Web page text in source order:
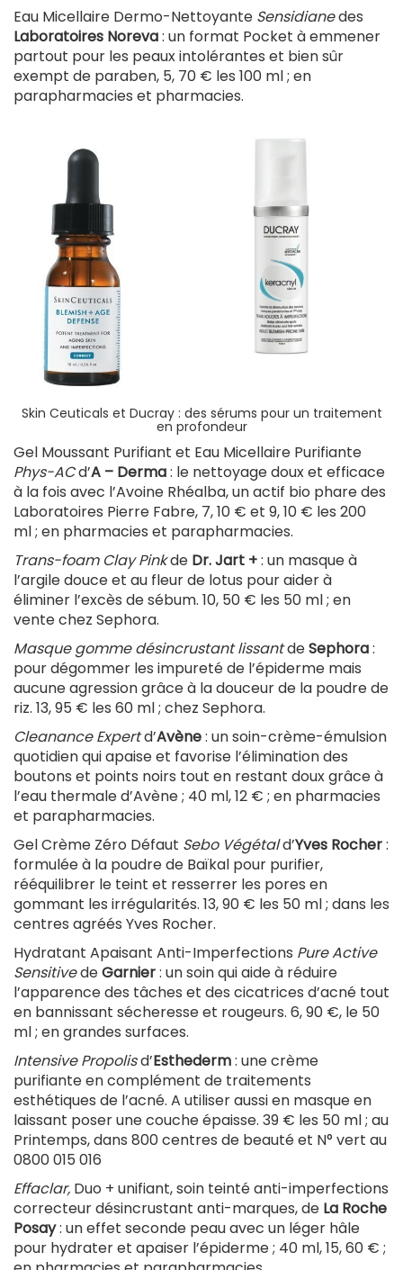
Eau Micellaire Dermo-Nettoyante Sensidianedes
Laboratoires Noreva: un format Pocket à emmener
partout pour les peaux intolérantes et bien sûr
exempt de paraben, 5, 70 € les 100 ml ; en
parapharmacies et pharmacies.
Skin Ceuticals et Ducray : des sérums pour un traitement
en profondeur
Gel Moussant Purifiant et Eau Micellaire Purifiante
Phys-ACd’A – Derma: le nettoyage doux et efficace
à la fois avec l’Avoine Rhéalba, un actif bio phare des
Laboratoires Pierre Fabre, 7, 10 € et 9, 10 € les 200
ml ; en pharmacies et parapharmacies.
Trans-foam Clay Pinkde Dr. Jart +: un masque à
l’argile douce et au fleur de lotus pour aider à
éliminer l’excès de sébum. 10, 50 € les 50 ml ; en
vente chez Sephora.
Masque gomme désincrustant lissantdeSephora:
pour dégommer les impureté de l’épiderme mais
aucune agression grâce à la douceur de la poudre de
riz. 13, 95 € les 60 ml ; chez Sephora.
Cleanance Expertd’Avène: un soin-crème-émulsion
quotidien qui apaise et favorise l’élimination des
boutons et points noirs tout en restant doux grâce à
l’eau thermale d’Avène ; 40 ml, 12 € ; en pharmacies
et parapharmacies.
Gel Crème Zéro Défaut Sebo Végétald’Yves Rocher:
formulée à la poudre de Baïkal pour purifier,
rééquilibrer le teint et resserrer les pores en
gommant les irrégularités. 13, 90 € les 50 ml ; dans les
centres agréés Yves Rocher.
Hydratant Apaisant Anti-Imperfections Pure Active
SensitivedeGarnier: un soin qui aide à réduire
l’apparence des tâches et des cicatrices d’acné tout
en bannissant sécheresse et rougeurs. 6, 90 €, le 50
ml ; en grandes surfaces.
Intensive Propolisd’Esthederm: une crème
purifiante en complément de traitements
esthétiques de l’acné. A utiliser aussi en masque en
laissant poser une couche épaisse. 39 € les 50 ml ; au
Printemps, dans 800 centres de beauté et N° vert au
0800 015 016
Effaclar, Duo + unifiant, soin teinté anti-imperfections
correcteur désincrustant anti-marques, de La Roche
Posay: un effet seconde peau avec un léger hâle
pour hydrater et apaiser l’épiderme ; 40 ml, 15, 60 € ;